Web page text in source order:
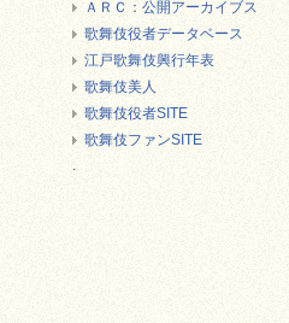
ＡＲＣ：公開アーカイブス
歌舞伎役者データベース
江戸歌舞伎興行年表
歌舞伎美人
歌舞伎役者SITE
歌舞伎ファンSITE
.